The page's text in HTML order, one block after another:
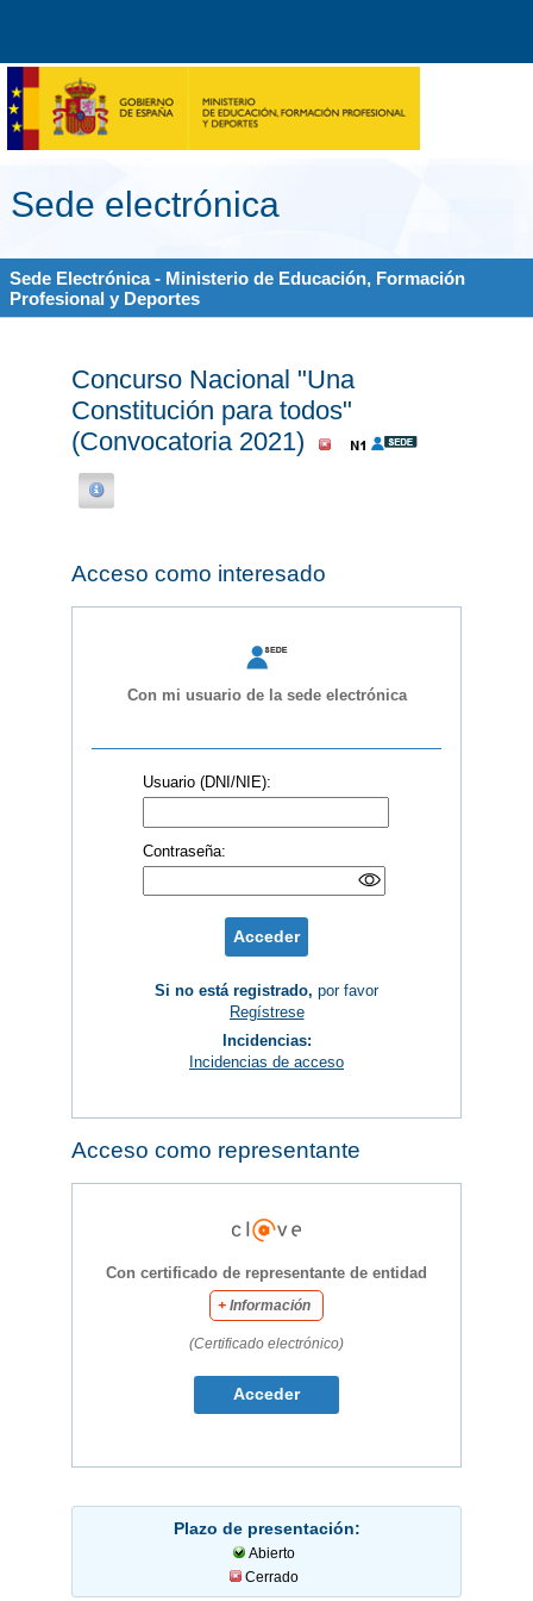
Sede electrónica
Sede Electrónica - Ministerio de Educación, Formación
Profesional y Deportes
Concurso Nacional "Una
Constitución para todos"
(Convocatoria 2021)
Acceso como interesado
Con mi usuario de la sede electrónica
Usuario (DNI/NIE):
Contraseña:
Si no está registrado, por favor
Incidencias:
Incidencias de acceso
Acceso como representante
Con certificado de representante de entidad
+Información
(Certificado electrónico)
Plazo de presentación:
Abierto
Cerrado